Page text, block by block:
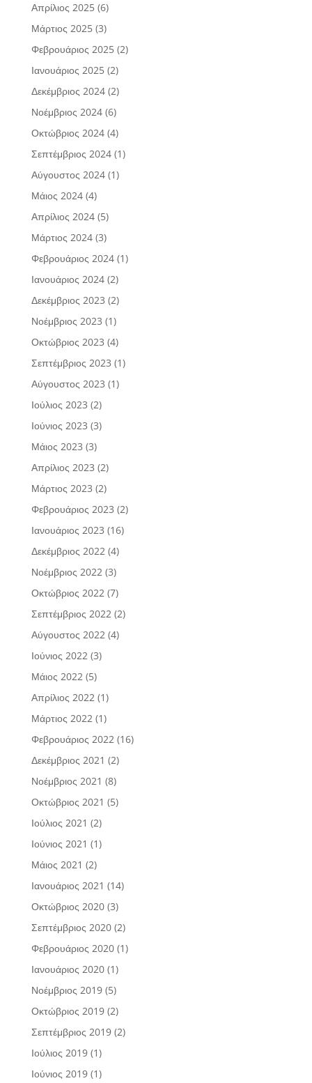
Απρίλιος 2025(6)
Μάρτιος 2025(3)
Φεβρουάριος 2025(2)
Ιανουάριος 2025(2)
Δεκέμβριος 2024(2)
Νοέμβριος 2024(6)
Οκτώβριος 2024(4)
Σεπτέμβριος 2024(1)
Αύγουστος 2024(1)
Μάιος 2024(4)
Απρίλιος 2024(5)
Μάρτιος 2024(3)
Φεβρουάριος 2024(1)
Ιανουάριος 2024(2)
Δεκέμβριος 2023 (2)
Νοέμβριος 2023 (1)
Οκτώβριος 2023 (4)
Σεπτέμβριος 2023 (1)
Αύγουστος 2023 (1)
Ιούλιος 2023 (2)
Ιούνιος 2023 (3)
Μάιος 2023 (3)
Απρίλιος 2023 (2)
Μάρτιος 2023 (2)
Φεβρουάριος 2023 (2)
Ιανουάριος 2023 (16)
Δεκέμβριος 2022(4)
Νοέμβριος 2022(3)
Οκτώβριος 2022(7)
Σεπτέμβριος 2022(2)
Αύγουστος 2022(4)
Ιούνιος 2022(3)
Μάιος 2022(5)
Απρίλιος 2022(1)
Μάρτιος 2022(1)
Φεβρουάριος 2022(16)
Δεκέμβριος 2021 (2)
Νοέμβριος 2021 (8)
Οκτώβριος 2021 (5)
Ιούλιος 2021 (2)
Ιούνιος 2021 (1)
Μάιος 2021 (2)
Ιανουάριος 2021 (14)
Οκτώβριος 2020(3)
Σεπτέμβριος 2020(2)
Φεβρουάριος 2020(1)
Ιανουάριος 2020(1)
Νοέμβριος 2019(5)
Οκτώβριος 2019(2)
Σεπτέμβριος 2019(2)
Ιούλιος 2019(1)
Ιούνιος 2019(1)